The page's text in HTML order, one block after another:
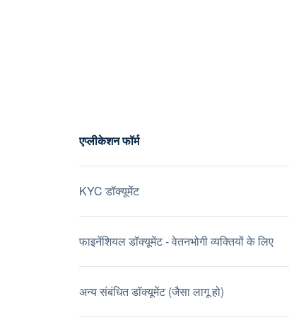
एप्लीकेशन फॉर्म
KYC डॉक्यूमेंट
फाइनेंशियल डॉक्यूमेंट - वेतनभोगी व्यक्तियों के लिए
अन्य संबंधित डॉक्यूमेंट (जैसा लागू हो)